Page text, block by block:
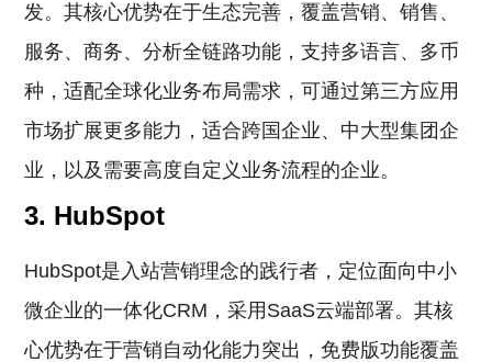
发。其核心优势在于生态完善，覆盖营销、销售、
服务、商务、分析全链路功能，支持多语言、多币
种，适配全球化业务布局需求，可通过第三方应用
市场扩展更多能力，适合跨国企业、中大型集团企
业，以及需要高度自定义业务流程的企业。
3. HubSpot
HubSpot是入站营销理念的践行者，定位面向中小
微企业的一体化CRM，采用SaaS云端部署。其核
心优势在于营销自动化能力突出，免费版功能覆盖